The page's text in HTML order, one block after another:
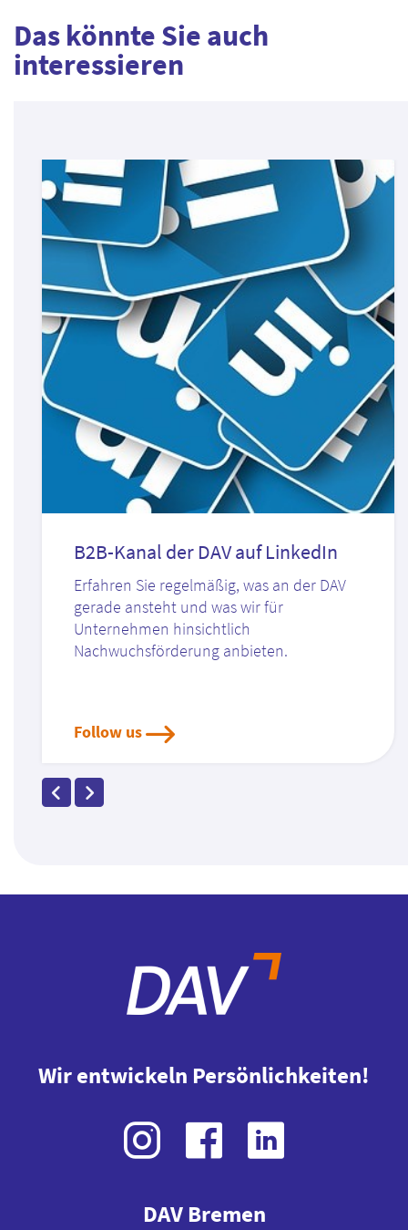
Das könnte Sie auch
interessieren
B2B-Kanal der DAV auf LinkedIn
Erfahren Sie regelmäßig, was an der DAV
gerade ansteht und was wir für
Unternehmen hinsichtlich
Nachwuchsförderung anbieten.
Follow us
Wir entwickeln Persönlichkeiten!
DAV Bremen